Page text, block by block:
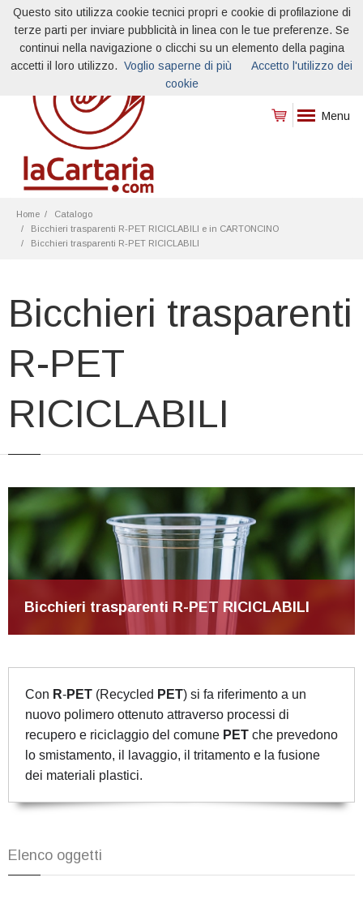
Menu
Home
Catalogo
Bicchieri trasparenti R-PET RICICLABILI e in CARTONCINO
Bicchieri trasparenti R-PET RICICLABILI
Bicchieri trasparenti
R-PET
RICICLABILI
Bicchieri trasparenti R-PET RICICLABILI
Con R-PET (Recycled PET) si fa riferimento a un
nuovo polimero ottenuto attraverso processi di
recupero e riciclaggio del comune PET che prevedono
lo smistamento, il lavaggio, il tritamento e la fusione
dei materiali plastici.
Elenco oggetti
Questo sito utilizza cookie tecnici propri e cookie di profilazione di
terze parti per inviare pubblicità in linea con le tue preferenze. Se
continui nella navigazione o clicchi su un elemento della pagina
accetti il loro utilizzo. Voglio saperne di più
Accetto l'utilizzo dei
cookie